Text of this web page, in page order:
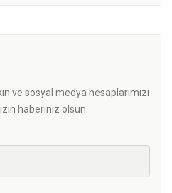
ve sosyal medya hesaplarımızı
haberiniz olsun.